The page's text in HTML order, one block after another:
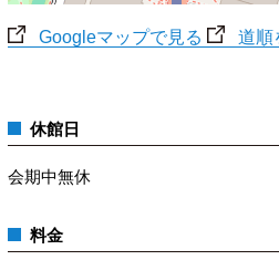
Googleマップで見る 道順
休館日
会期中無休
料金